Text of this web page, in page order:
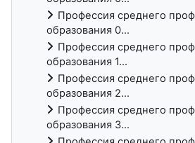
Профессия среднего
образования 0...
Профессия среднего
образования 1...
Профессия среднего
образования 2...
Профессия среднего
образования 3...